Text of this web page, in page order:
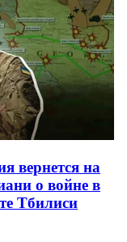
вернется на
о войне в
Тбилиси